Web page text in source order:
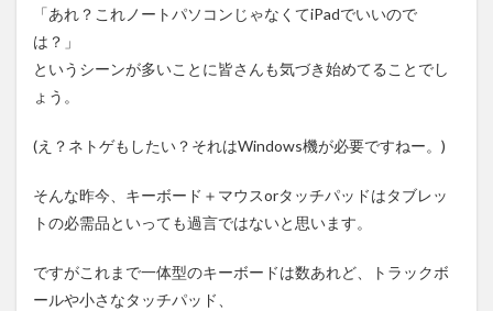
「あれ？これノートパソコンじゃなくてiPadでいいので
は？」
というシーンが多いことに皆さんも気づき始めてることでし
ょう。
(え？ネトゲもしたい？それはWindows機が必要ですねー。)
そんな昨今、キーボード＋マウスorタッチパッドはタブレッ
トの必需品といっても過言ではないと思います。
ですがこれまで一体型のキーボードは数あれど、トラックボ
ールや小さなタッチパッド、